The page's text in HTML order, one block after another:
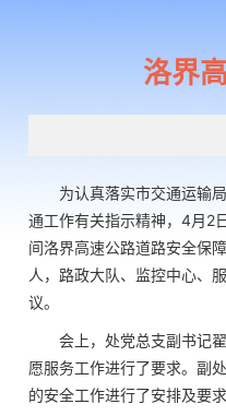
洛界
为认真落实市交通运输局
通工作有关指示精神，4月2
间洛界高速公路道路安全保
人，路政大队、监控中心、
议。
会上，处党总支副书记
愿服务工作进行了要求。副
的安全工作进行了安排及要